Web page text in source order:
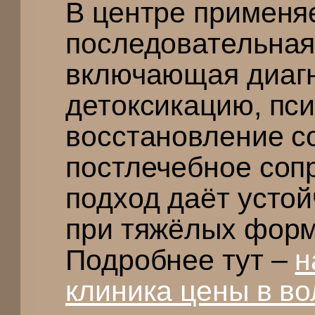
В центре
включающая
детоксикацию,
восстановление
постлечебное
подход даёт
при тяжёлых
Подробнее тут –
клиника цены в